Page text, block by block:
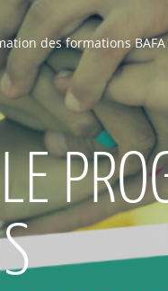
des formations BAFA